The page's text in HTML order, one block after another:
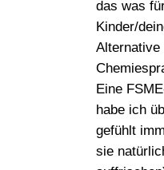
das was
Kinder/
Alternative
Eine
habe ich
gefühlt
sie